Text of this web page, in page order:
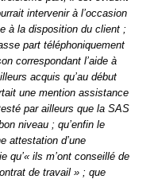
intervenir à l’occasion
à la disposition du client ;
part téléphoniquement
correspondant l’aide à
acquis qu’au début
une mention assistance
par ailleurs que la SAS
niveau ; qu’enfin le
attestation d’une
qu’« ils m’ont conseillé de
de travail » ; que